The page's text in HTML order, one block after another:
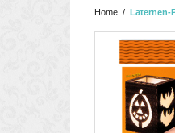
Home / Laternen-